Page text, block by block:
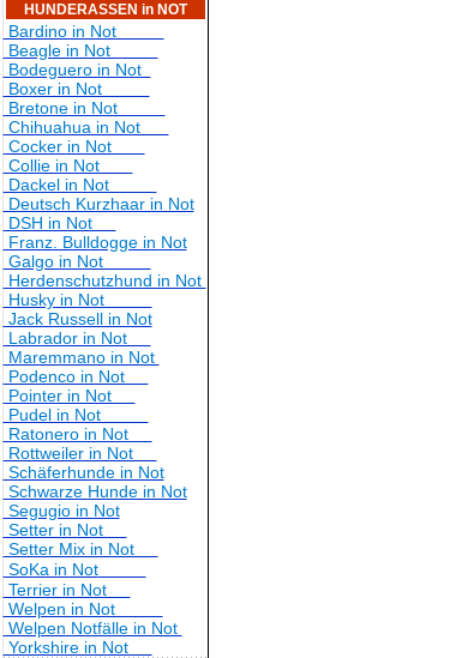
HUNDERASSEN in NOT
Bardino in Not
Beagle in Not
Bodeguero in Not
Boxer in Not
Bretone in Not
Chihuahua in Not
Cocker in Not
Collie in Not
Dackel in Not
Deutsch Kurzhaar in Not
DSH in Not
Franz. Bulldogge in Not
Galgo in Not
Herdenschutzhund in Not
Husky in Not
Jack Russell in Not
Labrador in Not
Maremmano in Not
Podenco in Not
Pointer in Not
Pudel in Not
Ratonero in Not
Rottweiler in Not
Schäferhunde in Not
Schwarze Hunde in Not
Segugio in Not
Setter in Not
Setter Mix in Not
SoKa in Not
Terrier in Not
Welpen in Not
Welpen Notfälle in Not
Yorkshire in Not